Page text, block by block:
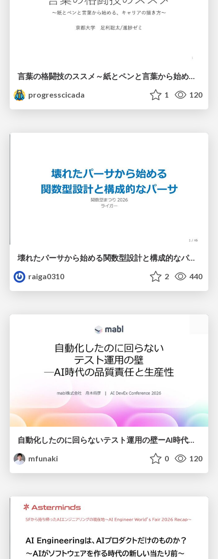
言葉の格闘技のススメ～紙とペンと言葉から始める、キャリアの描き方～
progresscicada
1 120
壊れたパーサから始める関数型設計と構成的なパーサ #fp_matsuri
raiga0310
2 440
mfunaki
0 120